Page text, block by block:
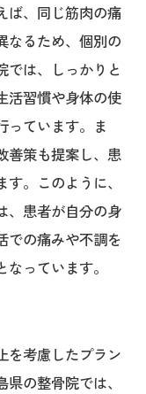
ば、同じ筋肉の痛
なるため、個別の
では、しっかりと
活習慣や身体の使
っています。ま
善策も提案し、患
。このように、
、患者が自分の身
での痛みや不調を
っています。
を考慮したプラン
の整骨院では、